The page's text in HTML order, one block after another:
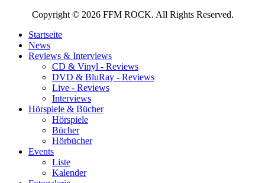
Copyright © 2026 FFM ROCK. All Rights Reserved.
Startseite
News
Reviews & Interviews
CD & Vinyl - Reviews
DVD & BluRay - Reviews
Live - Reviews
Interviews
Hörspiele & Bücher
Hörspiele
Bücher
Hörbücher
Events
Liste
Kalender